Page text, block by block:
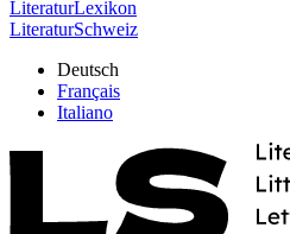
LiteraturLexikon
LiteraturSchweiz
Deutsch
Français
Italiano